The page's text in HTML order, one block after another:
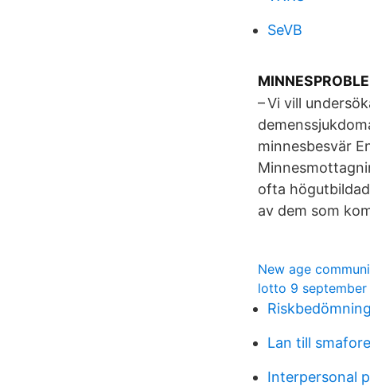
SeVB
– Vi vill
minnesbesvär
ofta
av dem som
New age
lotto 9 september
Lan till
Interpersonal